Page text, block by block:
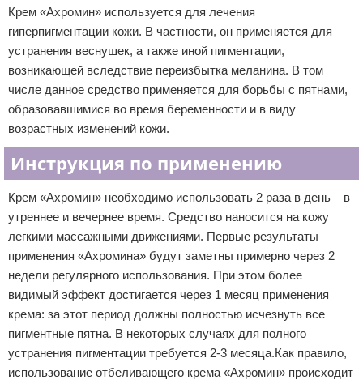
Крем «Ахромин» используется для лечения
гиперпигментации кожи. В частности, он применяется для
устранения веснушек, а также иной пигментации,
возникающей вследствие переизбытка меланина. В том
числе данное средство применяется для борьбы с пятнами,
образовавшимися во время беременности и в виду
возрастных изменений кожи.
Инструкция по применению
Крем «Ахромин» необходимо использовать 2 раза в день – в
утреннее и вечернее время. Средство наносится на кожу
легкими массажными движениями. Первые результаты
применения «Ахромина» будут заметны примерно через 2
недели регулярного использования. При этом более
видимый эффект достигается через 1 месяц применения
крема: за этот период должны полностью исчезнуть все
пигментные пятна. В некоторых случаях для полного
устранения пигментации требуется 2-3 месяца.Как правило,
использование отбеливающего крема «Ахромин» происходит